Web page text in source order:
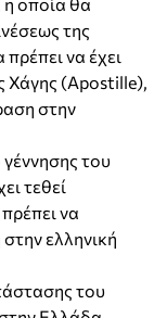
της
να έχει
Χάγης (Apostille),
στην
του
τεθεί
να
ελληνική
του